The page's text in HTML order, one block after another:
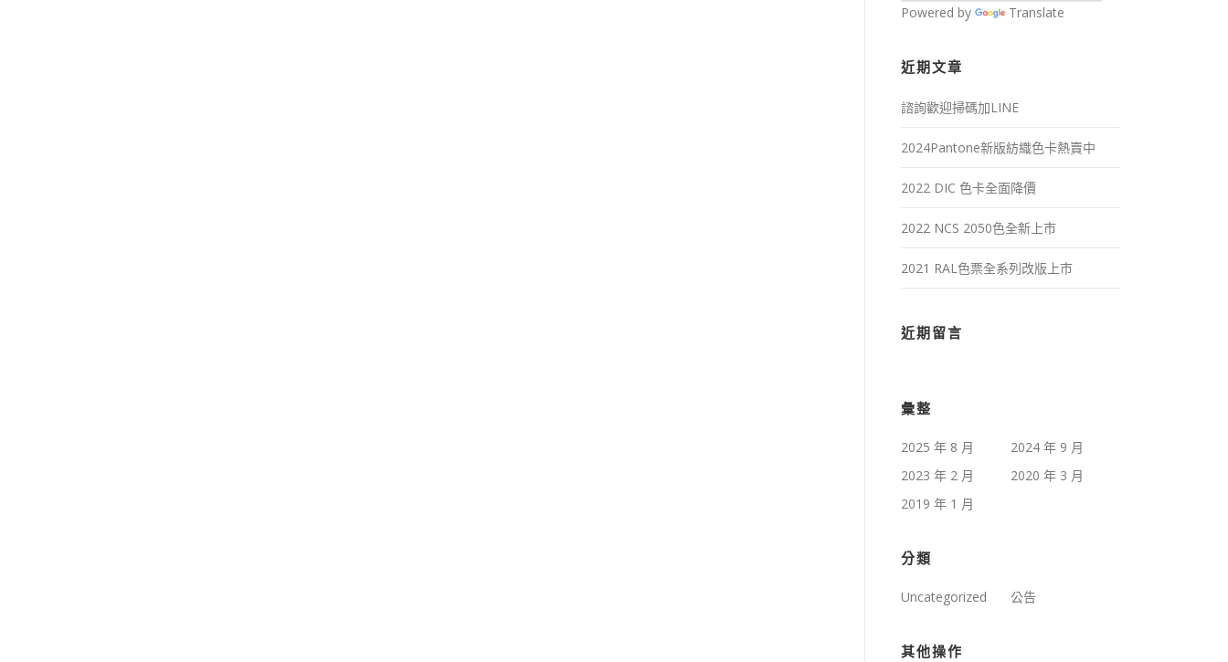
Powered by Translate
近期文章
諮詢歡迎掃碼加LINE
2024Pantone新版紡織色卡熱賣中
2022 DIC 色卡全面降價
2022 NCS 2050色全新上市
2021 RAL色票全系列改版上市
近期留言
彙整
2025 年 8 月
2024 年 9 月
2023 年 2 月
2020 年 3 月
2019 年 1 月
分類
Uncategorized 公告
其他操作